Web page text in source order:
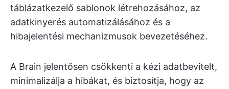
táblázatkezelő sablonok létrehozásához, az
adatkinyerés automatizálásához és a
hibajelentési mechanizmusok bevezetéséhez.
A Brain jelentősen csökkenti a kézi adatbevitelt,
minimalizálja a hibákat, és biztosítja, hogy az